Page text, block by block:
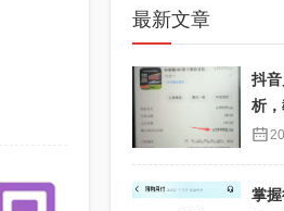
最新文章
抖
析
作！
掌